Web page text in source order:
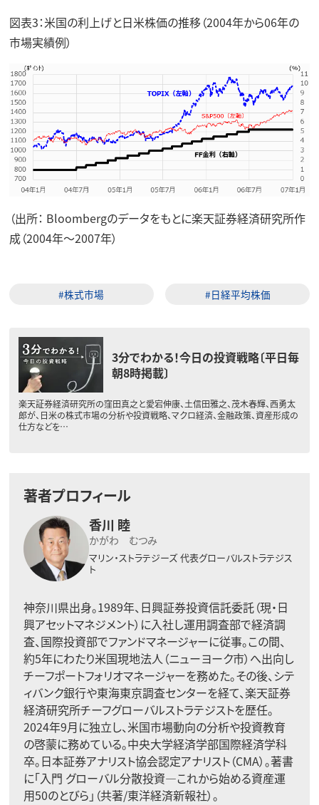
図表3：米国の利上げと日米株価の推移（2004年から06年の
市場実績例）
（出所： Bloombergのデータをもとに楽天証券経済研究所作
成（2004年～2007年）
#株式市場 #日経平均株価
3分でわかる！今日の投資戦略〔平日毎
朝8時掲載〕
楽天証券経済研究所の窪田真之と愛宕伸康、土信田雅之、茂木春輝、西勇太
郎が、日米の株式市場の分析や投資戦略、マクロ経済、金融政策、資産形成の
仕方などを…
著者プロフィール
香川 睦
かがわ むつみ
マリン・ストラテジーズ 代表グローバルストラテジス
ト
神奈川県出身。1989年、日興証券投資信託委託（現・日
興アセットマネジメント）に入社し運用調査部で経済調
査、国際投資部でファンドマネージャーに従事。この間、
約5年にわたり米国現地法人（ニューヨーク市）へ出向し
チーフポートフォリオマネージャーを務めた。その後、シテ
ィバンク銀行や東海東京調査センターを経て、楽天証券
経済研究所チーフグローバルストラテジストを歴任。
2024年9月に独立し、米国市場動向の分析や投資教育
の啓蒙に務めている。中央大学経済学部国際経済学科
卒。日本証券アナリスト協会認定アナリスト（CMA）。著書
に「入門 グローバル分散投資―これから始める資産運
用50のとびら」（共著/東洋経済新報社）。